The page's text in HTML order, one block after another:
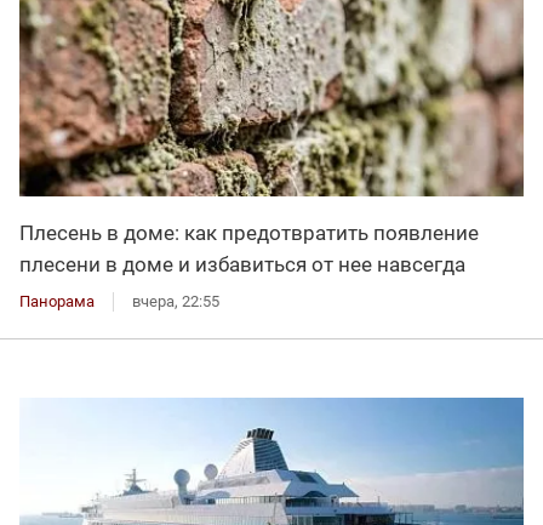
Плесень в доме: как предотвратить появление
плесени в доме и избавиться от нее навсегда
Панорама вчера, 22:55